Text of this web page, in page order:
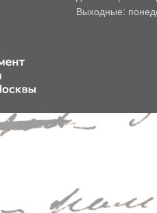
Выходные: